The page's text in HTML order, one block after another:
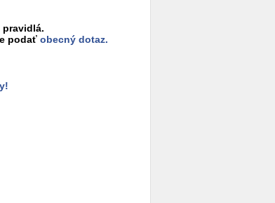
podať obecný dotaz.